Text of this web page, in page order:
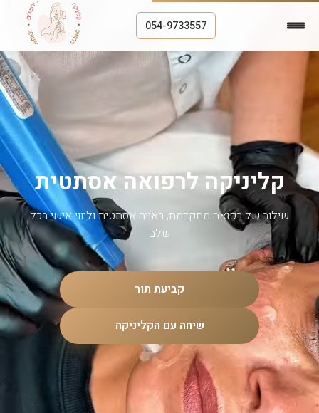
054-9733557
קליניקה לרפואה אסתטית
שילוב של רפואה מתקדמת, ראייה אסתטית וליווי אישי בכל
שלב
קביעת תור
שיחה עם הקליניקה